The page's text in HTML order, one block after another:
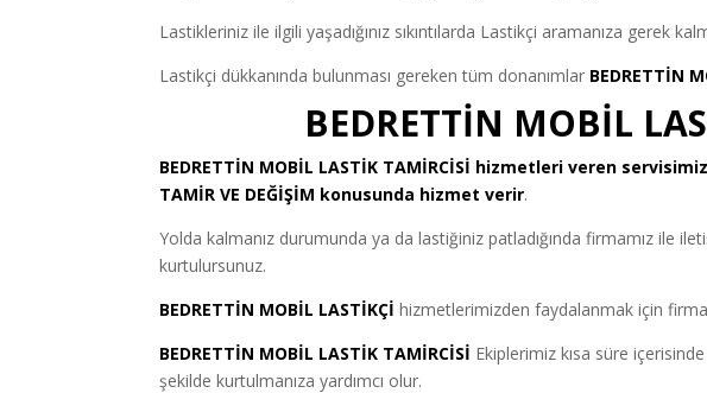
Lastikleriniz ile ilgili yaşadığınız sıkıntılarda Lastikçi aramanıza gerek
Lastikçi dükkanında bulunması gereken tüm donanımlar BEDRETTİN
BEDRETTİN MOBİL
BEDRETTİN MOBİL LASTİK TAMİRCİSİ hizmetleri veren servisimiz
TAMİR VE DEĞİŞİM konusunda hizmet verir.
Yolda kalmanız durumunda ya da lastiğiniz patladığında firmamız ile
kurtulursunuz.
BEDRETTİN MOBİL LASTİKÇİ hizmetlerimizden faydalanmak için
BEDRETTİN MOBİL LASTİK TAMİRCİSİ Ekiplerimiz kısa süre
şekilde kurtulmanıza yardımcı olur.